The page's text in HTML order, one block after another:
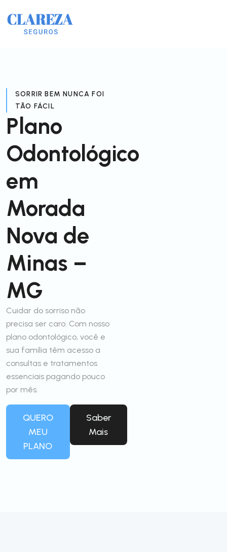
SORRIR BEM NUNCA FOI
TÃO FÁCIL
Plano
Odontológico
em
Morada
Nova de
Minas –
MG
Cuidar do sorriso não
precisa ser caro. Com nosso
plano odontológico, você e
sua família têm acesso a
consultas e tratamentos
essenciais pagando pouco
por mês.
QUERO
MEU
PLANO
Saber
Mais